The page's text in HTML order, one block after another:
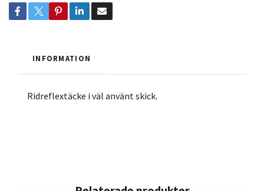
INFORMATION
Ridreflextäcke i väl använt skick.